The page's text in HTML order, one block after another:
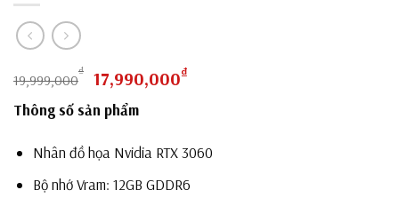
19,999,000
₫
Giá
gốc
là:
19,999,000₫.
17,990,000₫Giá
là:
17,990,000₫.
Thông số sản phẩm
Nhân đồ họa Nvidia RTX 3060
Bộ nhớ Vram: 12GB GDDR6